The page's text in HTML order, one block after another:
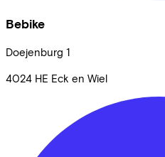
Bebike
Doejenburg 1
4024 HE Eck en Wiel